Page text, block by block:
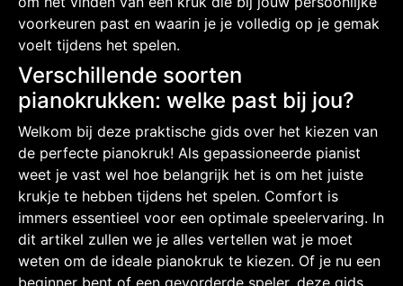
voorkeuren past en waarin je je volledig op je gemak
voelt tijdens het spelen.
Verschillende soorten
pianokrukken: welke past bij jou?
Welkom bij deze praktische gids over het kiezen van
de perfecte pianokruk! Als gepassioneerde pianist
weet je vast wel hoe belangrijk het is om het juiste
krukje te hebben tijdens het spelen. Comfort is
immers essentieel voor een optimale speelervaring. In
dit artikel zullen we je alles vertellen wat je moet
weten om de ideale pianokruk te kiezen. Of je nu een
beginner bent of een gevorderde speler, deze gids